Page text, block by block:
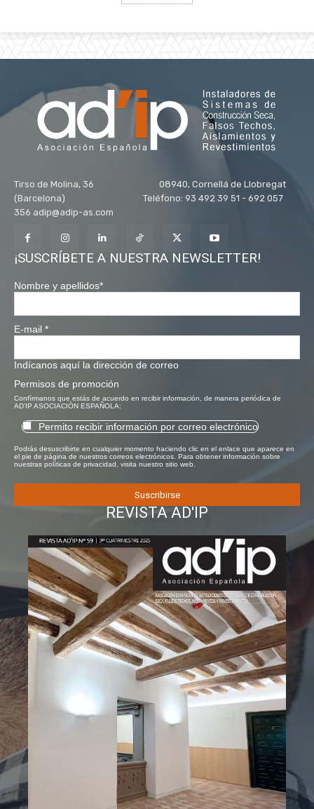
Tirso de Molina, 36 08940, Cornellá de Llobregat
(Barcelona) Teléfono: 93 492 39 51 - 692 057
356 adip@adip-as.com
¡SUSCRÍBETE A NUESTRA NEWSLETTER!
Nombre y apellidos*
E-mail *
Indícanos aquí la dirección de correo
Permisos de promoción
Confírmanos que estás de acuerdo en recibir información, de manera periódica de
AD'IP ASOCIACIÓN ESPAÑOLA:
Permito recibir información por correo electrónico
Podrás desuscribirte en cualquier momento haciendo clic en el enlace que aparece en
el pie de página de nuestros correos electrónicos. Para obtener información sobre
nuestras políticas de privacidad, visita nuestro sitio web.
REVISTA AD'IP